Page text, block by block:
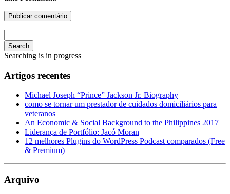
Search
Searching is in progress
Artigos recentes
Michael Joseph “Prince” Jackson Jr. Biography
como se tornar um prestador de cuidados domiciliários para
veteranos
An Economic & Social Background to the Philippines 2017
Liderança de Portfólio: Jacó Moran
12 melhores Plugins do WordPress Podcast comparados (Free
& Premium)
Arquivo